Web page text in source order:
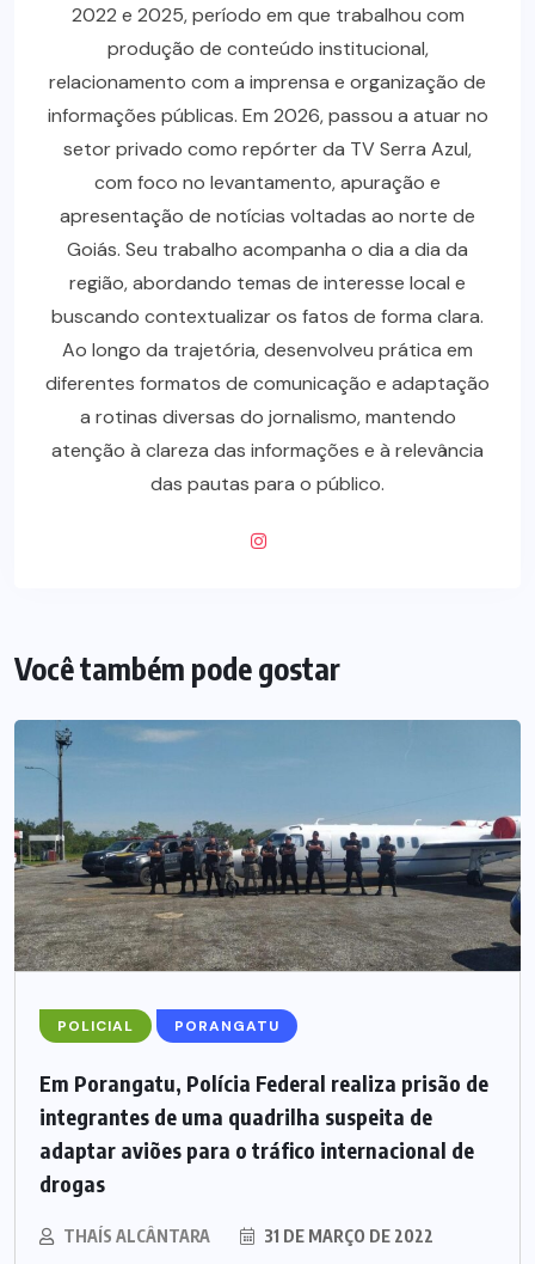
2022 e 2025, período em que trabalhou com
produção de conteúdo institucional,
relacionamento com a imprensa e organização de
informações públicas. Em 2026, passou a atuar no
setor privado como repórter da TV Serra Azul,
com foco no levantamento, apuração e
apresentação de notícias voltadas ao norte de
Goiás. Seu trabalho acompanha o dia a dia da
região, abordando temas de interesse local e
buscando contextualizar os fatos de forma clara.
Ao longo da trajetória, desenvolveu prática em
diferentes formatos de comunicação e adaptação
a rotinas diversas do jornalismo, mantendo
atenção à clareza das informações e à relevância
das pautas para o público.
Você também pode gostar
POLICIAL PORANGATU
Em Porangatu, Polícia Federal realiza prisão de
integrantes de uma quadrilha suspeita de
adaptar aviões para o tráfico internacional de
drogas
THAÍS ALCÂNTARA 31 DE MARÇO DE 2022